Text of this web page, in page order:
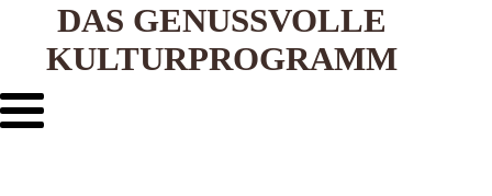
DAS GENUSSVOLLE
KULTURPROGRAMM